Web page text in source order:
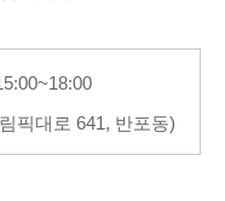
픽대로 641, 반포동)